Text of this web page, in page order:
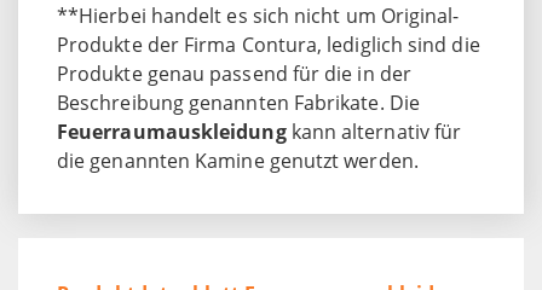
**Hierbei handelt es sich nicht um Original-
Produkte der Firma Contura, lediglich sind die
Produkte genau passend für die in der
Beschreibung genannten Fabrikate. Die
Feuerraumauskleidungkann alternativ für
die genannten Kamine genutzt werden.